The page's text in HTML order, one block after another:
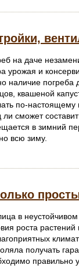
на даче
урожая и
наличие погреба
квашеной
по-настоящему
ли сможет
в зимний
всю зиму.
в
роста
получать
правильно